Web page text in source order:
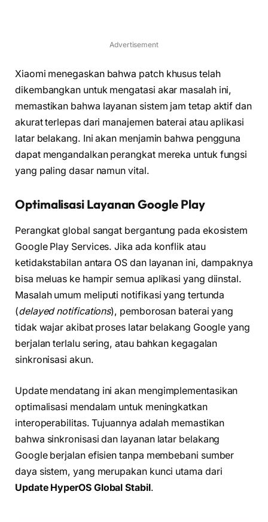
Advertisement
Xiaomi menegaskan bahwa patch khusus telah
dikembangkan untuk mengatasi akar masalah ini,
memastikan bahwa layanan sistem jam tetap aktif dan
akurat terlepas dari manajemen baterai atau aplikasi
latar belakang. Ini akan menjamin bahwa pengguna
dapat mengandalkan perangkat mereka untuk fungsi
yang paling dasar namun vital.
Optimalisasi Layanan Google Play
Perangkat global sangat bergantung pada ekosistem
Google Play Services. Jika ada konflik atau
ketidakstabilan antara OS dan layanan ini, dampaknya
bisa meluas ke hampir semua aplikasi yang diinstal.
Masalah umum meliputi notifikasi yang tertunda
(delayed notifications), pemborosan baterai yang
tidak wajar akibat proses latar belakang Google yang
berjalan terlalu sering, atau bahkan kegagalan
sinkronisasi akun.
Update mendatang ini akan mengimplementasikan
optimalisasi mendalam untuk meningkatkan
interoperabilitas. Tujuannya adalah memastikan
bahwa sinkronisasi dan layanan latar belakang
Google berjalan efisien tanpa membebani sumber
daya sistem, yang merupakan kunci utama dari
Update HyperOS Global Stabil.